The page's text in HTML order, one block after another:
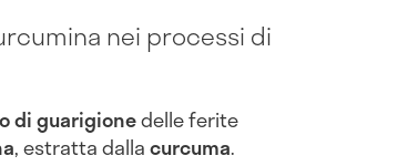
nei processi di
di guarigionedelle ferite
, estratta dallacurcuma.